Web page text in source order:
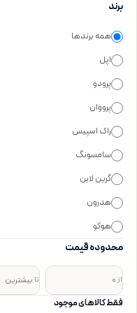
برند
همه برندها
اپل
پرودو
پرووان
راک اسپیس
سامسونگ
گرین لاین
هدرون
هوکو
محدوده قیمت
از تا
فقط کالاهای موجود